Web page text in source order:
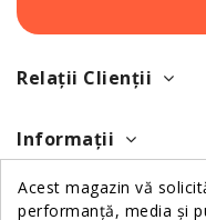
Relații Clienții
Informații
Despre Noi
Acest magazin vă
performanță, media și